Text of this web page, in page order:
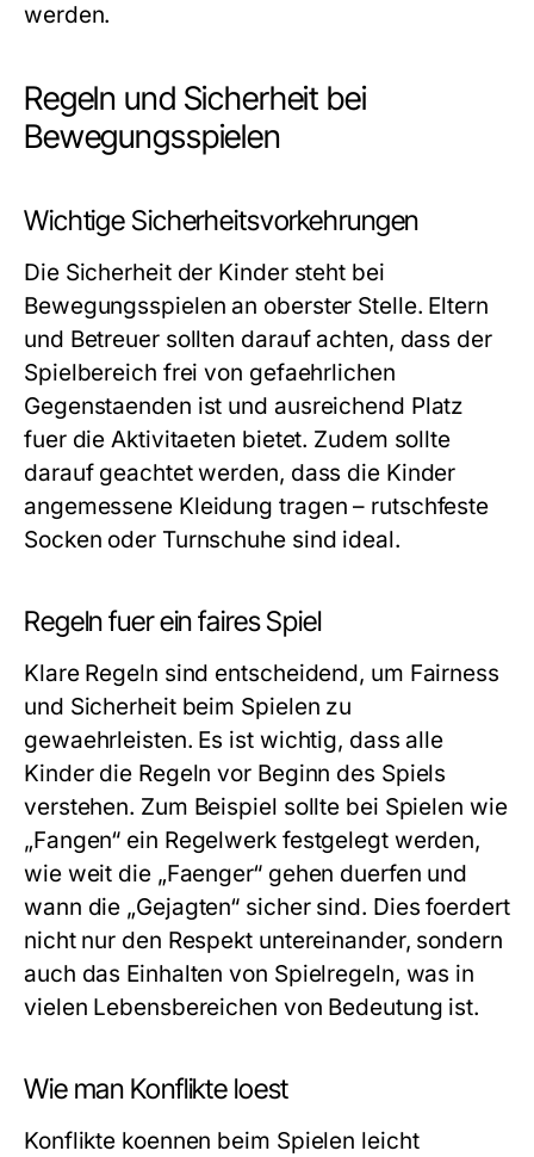
werden.
Regeln und Sicherheit bei
Bewegungsspielen
Wichtige Sicherheitsvorkehrungen
Die Sicherheit der Kinder steht bei
Bewegungsspielen an oberster Stelle. Eltern
und Betreuer sollten darauf achten, dass der
Spielbereich frei von gefaehrlichen
Gegenstaenden ist und ausreichend Platz
fuer die Aktivitaeten bietet. Zudem sollte
darauf geachtet werden, dass die Kinder
angemessene Kleidung tragen – rutschfeste
Socken oder Turnschuhe sind ideal.
Regeln fuer ein faires Spiel
Klare Regeln sind entscheidend, um Fairness
und Sicherheit beim Spielen zu
gewaehrleisten. Es ist wichtig, dass alle
Kinder die Regeln vor Beginn des Spiels
verstehen. Zum Beispiel sollte bei Spielen wie
„Fangen“ ein Regelwerk festgelegt werden,
wie weit die „Faenger“ gehen duerfen und
wann die „Gejagten“ sicher sind. Dies foerdert
nicht nur den Respekt untereinander, sondern
auch das Einhalten von Spielregeln, was in
vielen Lebensbereichen von Bedeutung ist.
Wie man Konflikte loest
Konflikte koennen beim Spielen leicht